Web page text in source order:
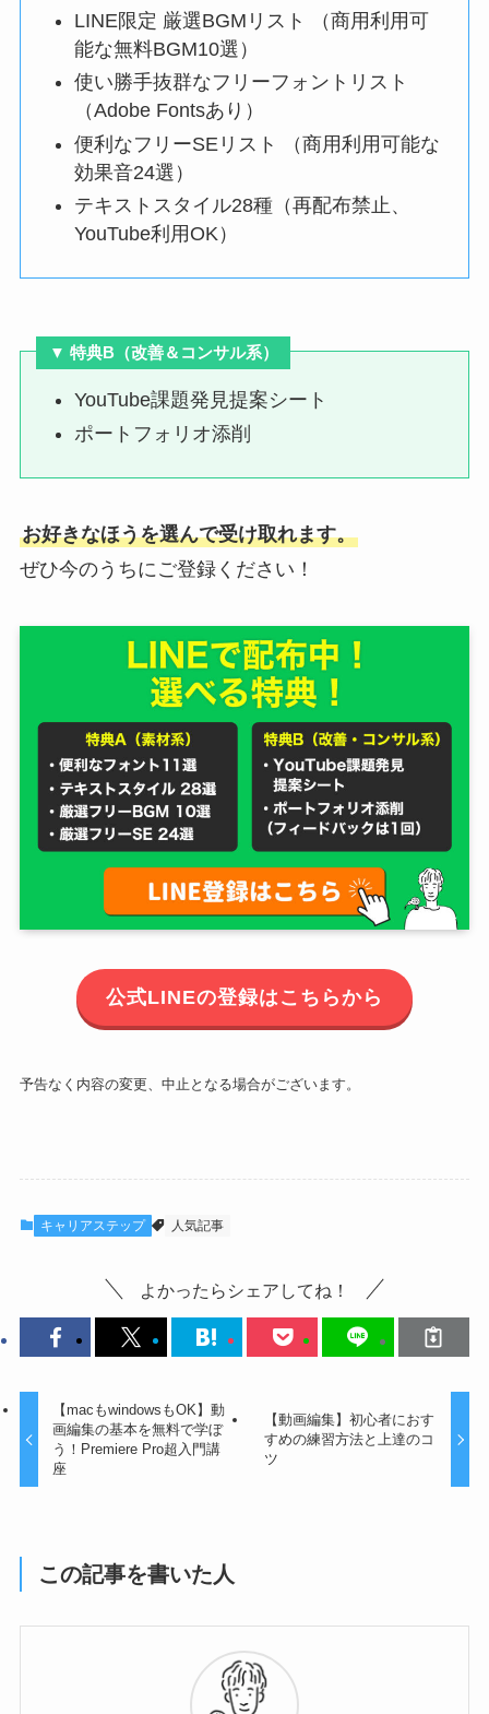
LINE限定 厳選BGMリスト （商用利用可
能な無料BGM10選）
使い勝手抜群なフリーフォントリスト
（Adobe Fontsあり）
便利なフリーSEリスト （商用利用可能な
効果音24選）
テキストスタイル28種（再配布禁止、
YouTube利用OK）
▼ 特典B（改善＆コンサル系）
YouTube課題発見提案シート
ポートフォリオ添削
お好きなほうを選んで受け取れます。
ぜひ今のうちにご登録ください！
公式LINEの登録はこちらから
予告なく内容の変更、中止となる場合がございます。
キャリアステップ 人気記事
よかったらシェアしてね！
【macもwindowsもOK】動
画編集の基本を無料で学ぼ
う！Premiere Pro超入門講
座
【動画編集】初心者におす
すめの練習方法と上達のコ
ツ
この記事を書いた人